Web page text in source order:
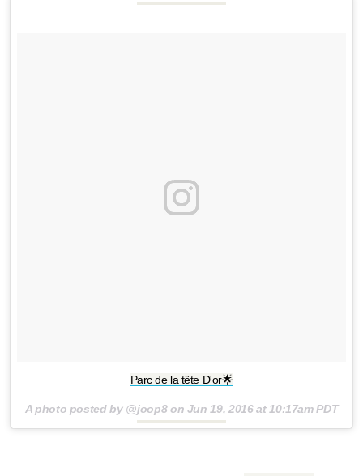
Parc de la tête D'or🌟
A photo posted by @joop8 on Jun 19, 2016 at 10:17am PDT